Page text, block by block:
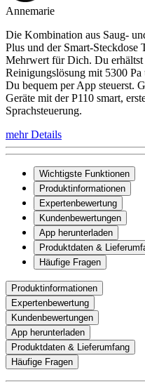
Annemarie
Die Kombination aus Saug-
Plus und der Smart-Steckdose
Mehrwert für Dich. Du erhältst
Reinigungslösung mit 5300
Du bequem per App steuerst.
Geräte mit der P110 smart,
Sprachsteuerung.
mehr Details
Wichtigste Funktionen
Produktinformationen
Expertenbewertung
Kundenbewertungen
App herunterladen
Produktdaten &
Häufige Fragen
Produktinformationen
Expertenbewertung
Kundenbewertungen
App herunterladen
Produktdaten & Lieferumfang
Häufige Fragen